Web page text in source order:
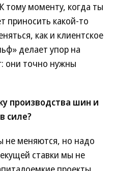
тому моменту, когда ты
приносить какой-то
как и клиентское
делает упор на
они точно нужны
производства шин и
силе?
меняются, но надо
ставки мы не